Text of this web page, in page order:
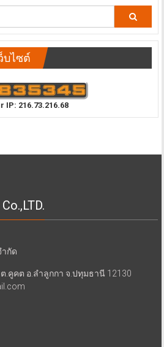
บไซต์
IP: 216.73.216.68
กัด
.คูคต อ.ลำลูกกา จ.ปทุมธานี 12130